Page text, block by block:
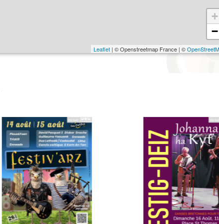
+
−
Leaflet| © Openstreetmap France | ©